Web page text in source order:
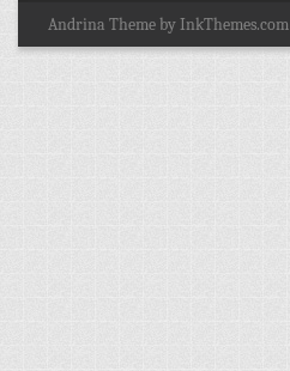
Andrina Theme by InkThemes.com